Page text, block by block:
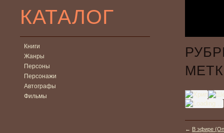
КАТАЛОГ
Книги
Жанры
Персоны
Персонажи
Автографы
Фильмы
← В эфире